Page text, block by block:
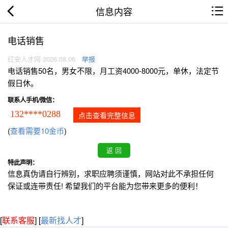
信息内容
电话销售
红安人才网 2026.08.06 举报
电话销售50名，男女不限，月工资4000-8000元，单休，法定节
假日休。
联系人手机/微信：
132****0288 点击查看完整信息
(查看需要10金币)
特此声明：
信息真伪请自行辨别，求职应聘须谨慎，网站对此不承担任何
保证或连带责任! 希望我们的平台能为您带来更多的便利！
[联系客服] [最新找人才]